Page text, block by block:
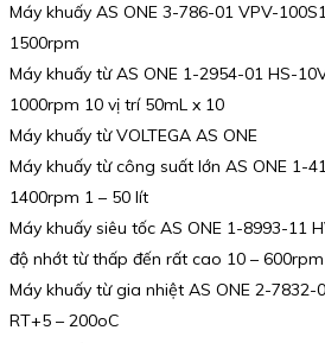
Máy khuấy AS ONE 3-786-01 VPV-
1500rpm
Máy khuấy từ AS ONE 1-2954-01 HS-
1000rpm 10 vị trí 50mL x 10
Máy khuấy từ VOLTEGA AS ONE
Máy khuấy từ công suất lớn AS ONE 1-
1400rpm 1 – 50 lít
Máy khuấy siêu tốc AS ONE 1-8993-11
độ nhớt từ thấp đến rất cao 10 – 600rpm
Máy khuấy từ gia nhiệt AS ONE 2-7832-
RT+5 – 200oC